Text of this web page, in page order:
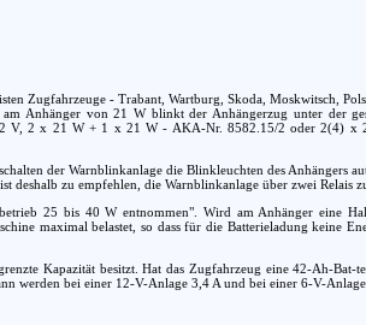
Zugfahrzeuge - Trabant, Wartburg, Skoda, Moskwitsch,
Anhänger von 21 W blinkt der Anhängerzug unter der
V, 2 x 21 W + 1 x 21 W - AKA-Nr. 8582.15/2 oder 2(4)
der Warnblinkanlage die Blinkleuchten des Anhängers
zu empfehlen, die Warnblinkanlage über zwei Relais
25 bis 40 W entnommen". Wird am Anhänger eine
maximal belastet, so dass für die Batterieladung keine
Kapazität besitzt. Hat das Zugfahrzeug eine 42-Ah-Bat-
werden bei einer 12-V-Anlage 3,4 A und bei einer 6-V-